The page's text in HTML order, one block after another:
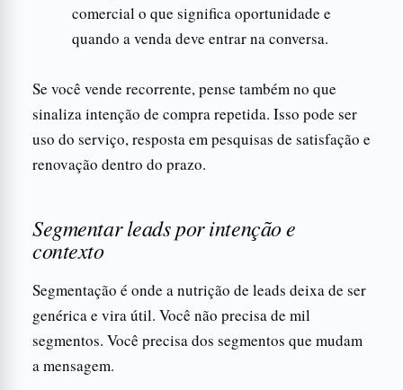
comercial o que significa oportunidade e
quando a venda deve entrar na conversa.
Se você vende recorrente, pense também no que
sinaliza intenção de compra repetida. Isso pode ser
uso do serviço, resposta em pesquisas de satisfação e
renovação dentro do prazo.
Segmentar leads por intenção e
contexto
Segmentação é onde a nutrição de leads deixa de ser
genérica e vira útil. Você não precisa de mil
segmentos. Você precisa dos segmentos que mudam
a mensagem.